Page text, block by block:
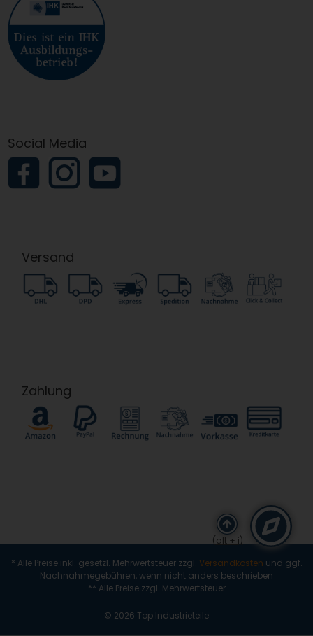
Social Media
Versand
Zahlung
* Alle Preise inkl. gesetzl. Mehrwertsteuer zzgl. Versandkosten und ggf.
Nachnahmegebühren, wenn nicht anders beschrieben
** Alle Preise zzgl. Mehrwertsteuer
© 2026 Top Industrieteile
(alt + i)